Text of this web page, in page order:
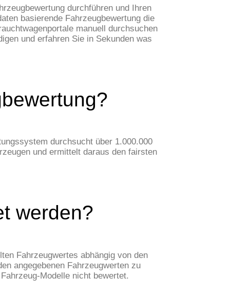
durchführen und Ihren
basierende Fahrzeugbewertung die
manuell durchsuchen
und erfahren Sie in Sekunden was
durchsucht über 1.000.000
und ermittelt daraus den fairsten
werden?
Fahrzeugwertes abhängig von den
angegebenen Fahrzeugwerten zu
Modelle nicht bewertet.